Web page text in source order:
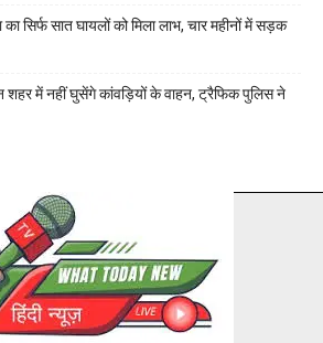
का सिर्फ सात घायलों को मिला लाभ, चार महीनों में सड़क
शहर में नहीं घुसेंगे कांवड़ियों के वाहन, ट्रैफिक पुलिस ने